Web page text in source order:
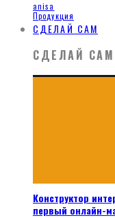
anisa
Продукция
СДЕЛАЙ САМ
СДЕЛАЙ САМ
Конструктор
первый онлайн-